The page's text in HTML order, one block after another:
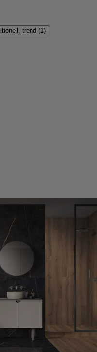
trend (1 )